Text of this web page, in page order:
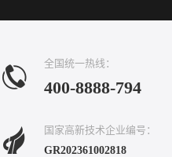
全国统一热线：
400-8888-794
国家高新技术企业编号：
GR202361002818